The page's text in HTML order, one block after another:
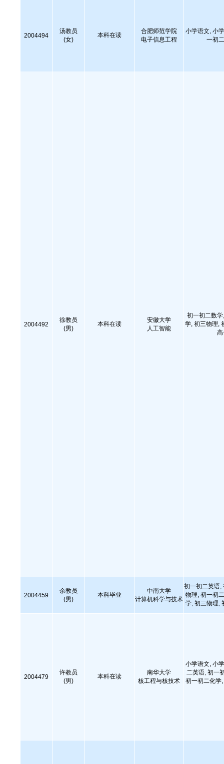
2004494
汤教员
(女)
本科在读
合肥师范学院
电子信息工程
小学语文, 小
一初
2004492
徐教员
(男)
本科在读
安徽大学
人工智能
初一初二数
学, 初三物理,
2004459
余教员
(男)
本科毕业
中南大学
计算机科学与技术
初一初二英语,
物理, 初一初
学, 初三物理,
2004479
许教员
(男)
本科在读
南华大学
核工程与核技术
小学语文, 小
二英语, 初一
初一初二化学